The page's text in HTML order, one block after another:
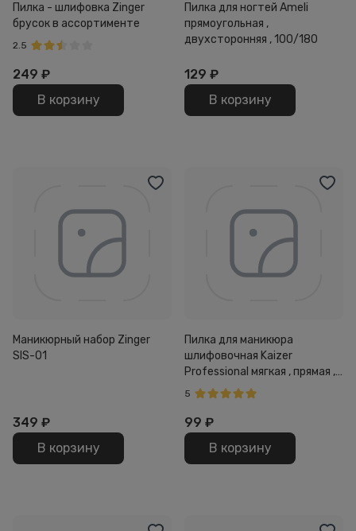
Пилка - шлифовка Zinger
брусок в ассортименте
2.5
249 ₽
В корзину
Пилка для ногтей Ameli
прямоугольная ,
двухсторонняя , 100/180
129 ₽
В корзину
Маникюрный набор Zinger
SIS-01
349 ₽
В корзину
Пилка для маникюра
шлифовочная Kaizer
Professional мягкая , прямая ,
на деревянной основе
5
99 ₽
В корзину